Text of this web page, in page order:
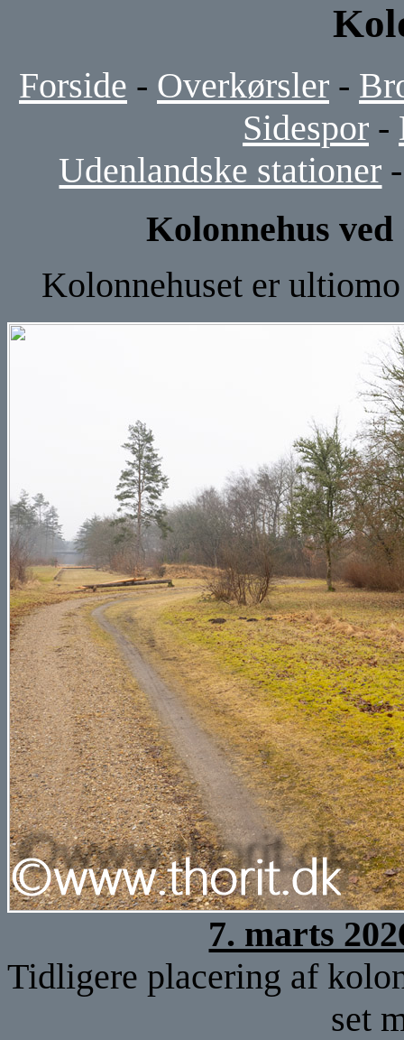
Forside - Overkørsler -
Sidespor -
Udenlandske stationer
Kolonnehus
Kolonnehuset er
7. marts
Tidligere placering af
set